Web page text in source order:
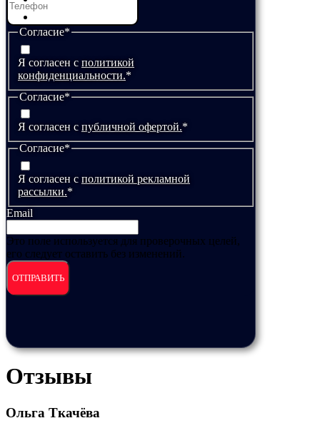
Согласие*
Я согласен с политикой
конфиденциальности.*
Согласие*
Я согласен с публичной офертой.*
Согласие*
Я согласен с политикой рекламной
рассылки.*
Email
Это поле используется для проверочных целей,
его следует оставить без изменений.
Отзывы
Ольга Ткачёва